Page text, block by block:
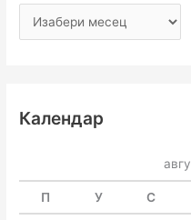
Календар
П У С